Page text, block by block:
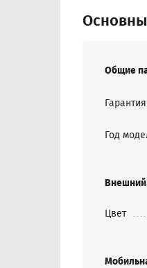
Общие
Гарантия
Год
Цвет